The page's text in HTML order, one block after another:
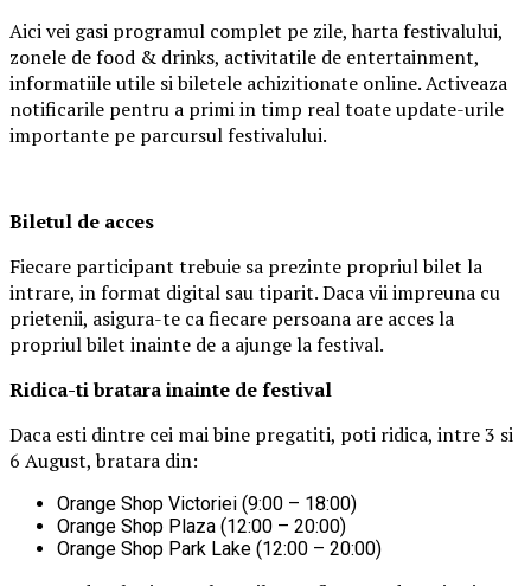
Aici vei gasi programul complet pe zile, harta festivalului,
zonele de food & drinks, activitatile de entertainment,
informatiile utile si biletele achizitionate online. Activeaza
notificarile pentru a primi in timp real toate update-urile
importante pe parcursul festivalului.
Biletul de acces
Fiecare participant trebuie sa prezinte propriul bilet la
intrare, in format digital sau tiparit. Daca vii impreuna cu
prietenii, asigura-te ca fiecare persoana are acces la
propriul bilet inainte de a ajunge la festival.
Ridica-ti bratarainainte de festival
Daca esti dintre cei mai bine pregatiti, poti ridica, intre 3 si
6 August, bratara din:
Orange Shop Victoriei (9:00 – 18:00)
Orange Shop Plaza (12:00 – 20:00)
Orange Shop Park Lake (12:00 – 20:00)